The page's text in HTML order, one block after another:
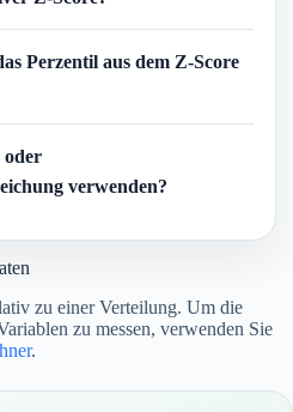
Perzentil aus dem Z-Score
oder
verwenden?
zu einer Verteilung. Um die
zu messen, verwenden Sie
.